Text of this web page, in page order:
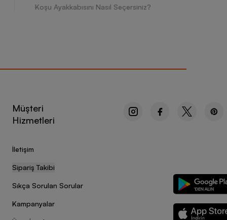
Koşu Ayakkabısını Nasıl Seçersiniz?
Müşteri
Hizmetleri
İletişim
Sipariş Takibi
Sıkça Sorulan Sorular
Kampanyalar